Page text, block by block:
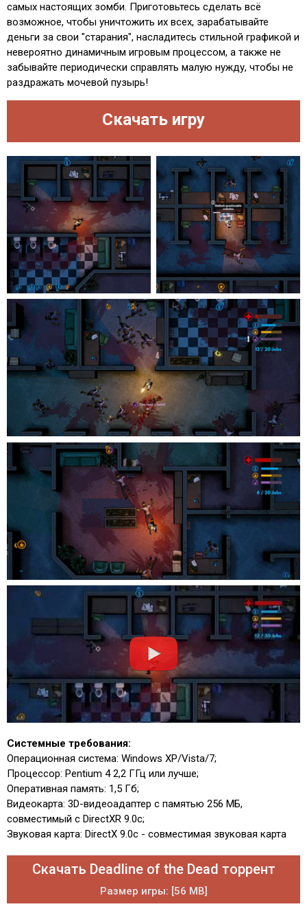
самых настоящих зомби. Приготовьтесь сделать всё
возможное, чтобы уничтожить их всех, зарабатывайте
деньги за свои "старания", насладитесь стильной графикой и
невероятно динамичным игровым процессом, а также не
забывайте периодически справлять малую нужду, чтобы не
раздражать мочевой пузырь!
Скачать игру
Системные требования:
Операционная система: Windows XP/Vista/7;
Процессор: Pentium 4 2,2 ГГц или лучше;
Оперативная память: 1,5 Гб;
Видеокарта: 3D-видеоадаптер с памятью 256 МБ,
совместимый с DirectXR 9.0c;
Звуковая карта: DirectX 9.0с - совместимая звуковая карта
Скачать Deadline of the Dead торрент
Размер игры: [56 MB]